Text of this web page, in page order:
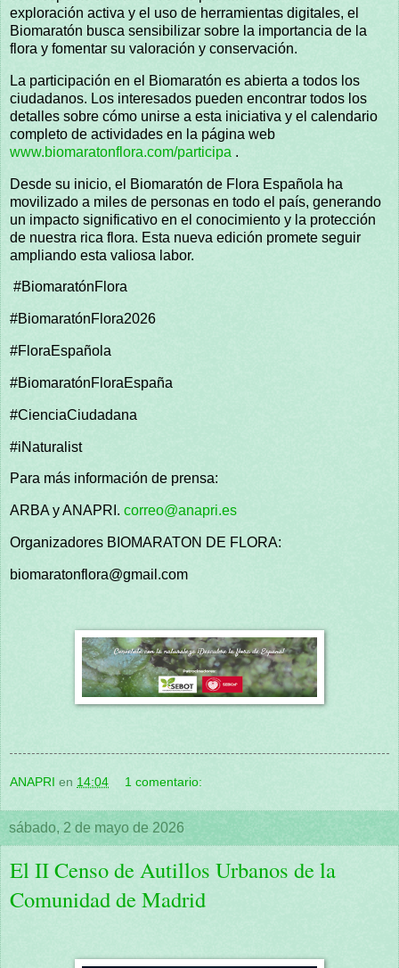
exploración activa y el uso de herramientas digitales, el
Biomaratón busca sensibilizar sobre la importancia de la
flora y fomentar su valoración y conservación.
La participación en el Biomaratón es abierta a todos los
ciudadanos. Los interesados pueden encontrar todos los
detalles sobre cómo unirse a esta iniciativa y el calendario
completo de actividades en la página web
www.biomaratonflora.com/participa .
Desde su inicio, el Biomaratón de Flora Española ha
movilizado a miles de personas en todo el país, generando
un impacto significativo en el conocimiento y la protección
de nuestra rica flora. Esta nueva edición promete seguir
ampliando esta valiosa labor.
#BiomaratónFlora
#BiomaratónFlora2026
#FloraEspañola
#BiomaratónFloraEspaña
#CienciaCiudadana
#iNaturalist
Para más información de prensa:
ARBA y ANAPRI. correo@anapri.es
Organizadores BIOMARATON DE FLORA:
biomaratonflora@gmail.com
ANAPRI en 14:04 1 comentario:
sábado, 2 de mayo de 2026
El II Censo de Autillos Urbanos de la
Comunidad de Madrid